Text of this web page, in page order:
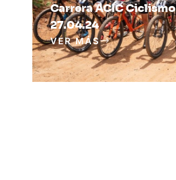
Carrera ACIC Ciclismo
27.04.24
VER MÁS